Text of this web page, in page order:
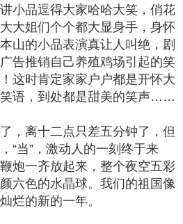
小品逗得大家哈哈大笑，俏花
大姐们个个都大显身手，身怀
山的小品表演真让人叫绝，剧
告推销自己养殖鸡场引起的笑
这时肯定家家户户都是开怀大
语，到处都是甜美的笑声……
，离十二点只差五分钟了，但
“当”，激动人的一刻终于来
炮一齐放起来，整个夜空五彩
六色的水晶球。我们的祖国像
烂的新的一年。